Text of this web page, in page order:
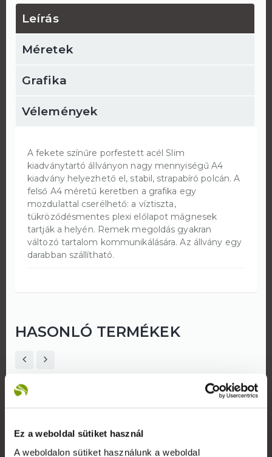
Ez a weboldal sütiket használ
A weboldalon sütiket használunk a weboldal
Leírás
Méretek
Grafika
Vélemények
A fekete színűre porfestett acél Slim
kiadványtartó állványon nagy mennyiségű A4
kiadvány helyezhető el, stabil, strapabíró polcán. A
felső A4 méretű keretben a grafika egy
mozdulattal cserélhető: a víztiszta,
tükröződésmentes plexi előlapot mágnesek
tartják a helyén. Remek megoldás gyakran
változó tartalom kommunikálására. Az állvány egy
darabban szállítható.
HASONLÓ TERMÉKEK